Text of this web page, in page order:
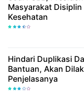
Masyarakat
Kesehatan
Hindari Duplikasi
Bantuan, Akan
Penjelasanya